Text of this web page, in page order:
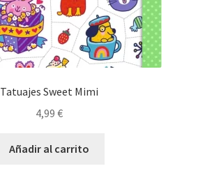
Tatuajes Sweet Mimi
4,99 €
Añadir al carrito